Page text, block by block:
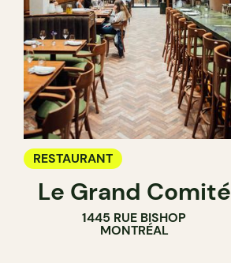
RESTAURANT
Le Grand Comité
1445 RUE BISHOP
MONTRÉAL